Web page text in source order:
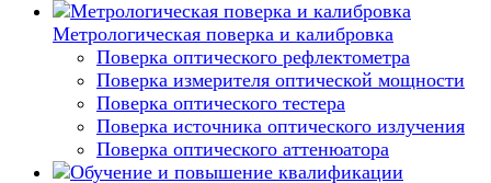
Метрологическая поверка и калибровка
Поверка оптического рефлектометра
Поверка измерителя оптической мощности
Поверка оптического тестера
Поверка источника оптического излучения
Поверка оптического аттенюатора